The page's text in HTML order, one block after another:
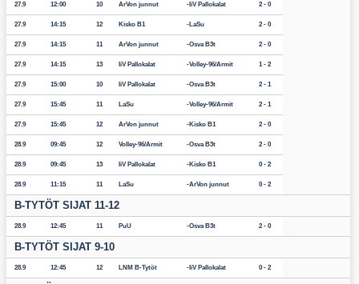
27.9 12:00 10 ArVon junnut IiV Pallokalat 2 - 0
27.9 14:15 12 Kisko B1 LaSu 2 - 0
27.9 14:15 11 ArVon junnut Osva B3t 2 - 0
27.9 14:15 13 IiV Pallokalat Volley-96/Armit 1 - 2
27.9 15:00 10 IiV Pallokalat Osva B3t 2 - 1
27.9 15:45 11 LaSu Volley-96/Armit 2 - 1
27.9 15:45 12 ArVon junnut Kisko B1 2 - 0
28.9 09:45 12 Volley-96/Armit Osva B3t 2 - 0
28.9 09:45 13 IiV Pallokalat Kisko B1 0 - 2
28.9 11:15 11 LaSu ArVon junnut 0 - 2
B-TYTÖT SIJAT 11-12
28.9 12:45 11 PuU Osva B3t 2 - 0
B-TYTÖT SIJAT 9-10
28.9 12:45 12 LNM B-Tytöt IiV Pallokalat 0 - 2